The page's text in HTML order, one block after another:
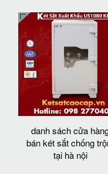
danh sách cửa
bán két sắt chống
tại hà nội